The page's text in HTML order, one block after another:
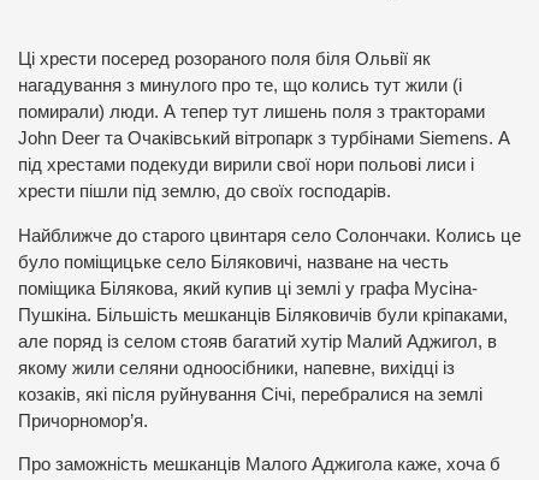
Ці хрести посеред розораного поля біля Ольвії як
нагадування з минулого про те, що колись тут жили (і
помирали) люди. А тепер тут лишень поля з тракторами
John Deer та Очаківський вітропарк з турбінами Siemens. А
під хрестами подекуди вирили свої нори польові лиси і
хрести пішли під землю, до своїх господарів.
Найближче до старого цвинтаря село Солончаки. Колись це
було поміщицьке село Біляковичі, назване на честь
поміщика Білякова, який купив ці землі у графа Мусіна-
Пушкіна. Більшість мешканців Біляковичів були кріпаками,
але поряд із селом стояв багатий хутір Малий Аджигол, в
якому жили селяни одноосібники, напевне, вихідці із
козаків, які після руйнування Січі, перебралися на землі
Причорномор’я.
Про заможність мешканців Малого Аджигола каже, хоча б